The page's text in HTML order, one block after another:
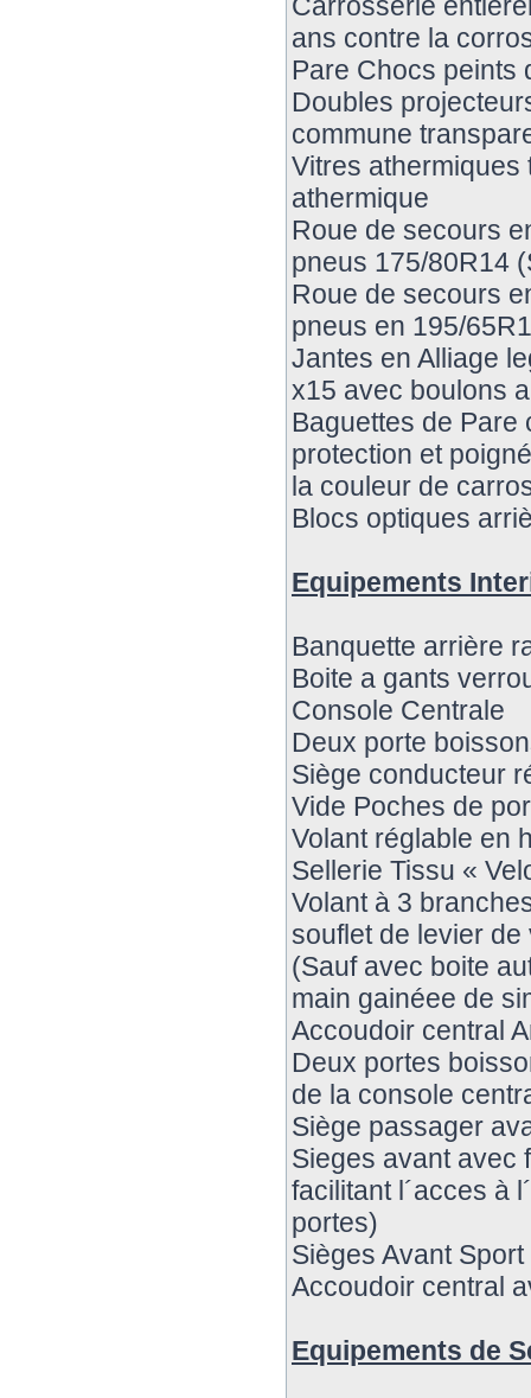
ans contre la
Pare Chocs peints
Doubles
commune
Vitres athermiques
athermique
Roue de secours
pneus 175/80R14
Roue de secours
pneus en 195/
Jantes en Alliage
x15 avec boulons
Baguettes de Pare
protection et
la couleur de
Blocs optiques
Equipements
Banquette arrière
Boite a gants
Console Centrale
Deux porte
Siège conducteur
Vide Poches de
Volant réglable en
Sellerie Tissu «
Volant à 3
souflet de levier
(Sauf avec boite
main gainéee de
Accoudoir central
Deux portes
de la console
Siège passager
Sieges avant avec
facilitant l´acces à
portes)
Sièges Avant Sport
Accoudoir central
Equipements de